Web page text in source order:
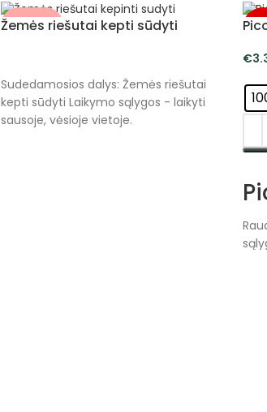
NETURIME
Žemės riešutai kepti sūdyti
Sudedamosios dalys: Žemės riešutai
kepti sūdyti Laikymo sąlygos - laikyti
sausoje, vėsioje vietoje.
-
€